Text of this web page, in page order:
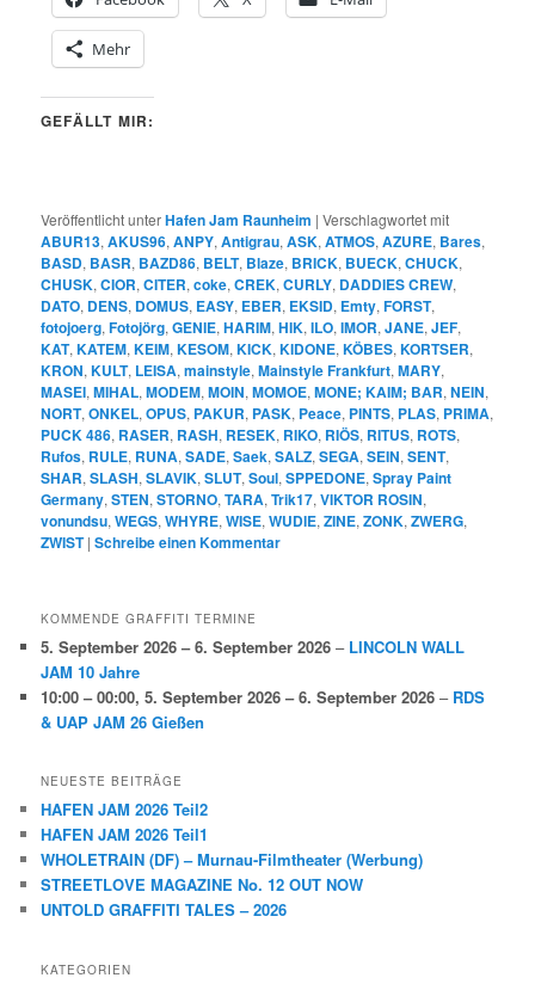
Mehr
GEFÄLLT MIR:
Veröffentlicht unterHafen Jam Raunheim |Verschlagwortet mit
ABUR13,AKUS96,ANPY,Antigrau,ASK,ATMOS,AZURE, Bares,
BASD, BASR, BAZD86, BELT, Blaze, BRICK, BUECK,CHUCK,
CHUSK,CIOR,CITER,coke,CREK,CURLY, DADDIES CREW,
DATO, DENS, DOMUS, EASY, EBER, EKSID, Emty,FORST,
fotojoerg,Fotojörg,GENIE,HARIM,HIK,ILO,IMOR,JANE,JEF,
KAT,KATEM,KEIM,KESOM,KICK,KIDONE,KÖBES,KORTSER,
KRON,KULT, LEISA,mainstyle,Mainstyle Frankfurt,MARY,
MASEI,MIHAL,MODEM,MOIN,MOMOE,MONE; KAIM; BAR,NEIN,
NORT,ONKEL,OPUS, PAKUR, PASK, Peace, PINTS, PLAS, PRIMA,
PUCK 486, RASER, RASH, RESEK, RIKO, RIÖS, RITUS, ROTS,
Rufos, RULE, RUNA,SADE,Saek,SALZ,SEGA,SEIN,SENT,
SHAR,SLASH,SLAVIK,SLUT,Soul,SPPEDONE,Spray Paint
Germany,STEN,STORNO,TARA,Trik17,VIKTOR ROSIN,
vonundsu,WEGS,WHYRE,WISE,WUDIE,ZINE,ZONK,ZWERG,
ZWIST |Schreibe einen Kommentar
KOMMENDE GRAFFITI TERMINE
5. September 2026 – 6. September 2026 – LINCOLN WALL
JAM 10 Jahre
10:00 – 00:00,5. September 2026 – 6. September 2026 – RDS
& UAP JAM 26 Gießen
NEUESTE BEITRÄGE
HAFEN JAM 2026 Teil2
HAFEN JAM 2026 Teil1
WHOLETRAIN (DF) – Murnau-Filmtheater (Werbung)
STREETLOVE MAGAZINE No. 12 OUT NOW
UNTOLD GRAFFITI TALES – 2026
KATEGORIEN